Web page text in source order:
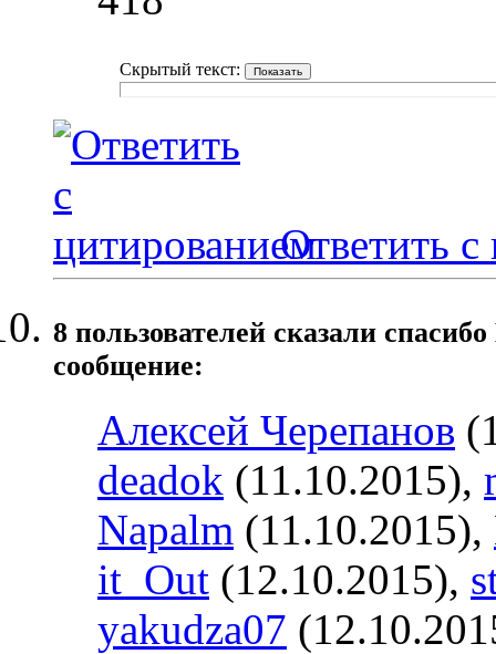
Скрытый текст:
Ответить с
8 пользователей сказали
сообщение:
Алексей Черепанов
deadok (11.10.2015),
Napalm (11.10.2015),
it_Out (12.10.2015),
yakudza07